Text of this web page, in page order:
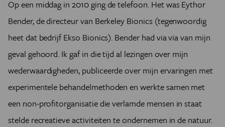
Op een middag in 2010 ging de telefoon. Het was Eythor
Bender, de directeur van Berkeley Bionics (tegenwoordig
heet dat bedrijf Ekso Bionics). Bender had via via van mijn
geval gehoord. Ik gaf in die tijd al lezingen over mijn
wederwaardigheden, publiceerde over mijn ervaringen met
experimentele behandelmethoden en werkte samen met
een non-profitorganisatie die verlamde mensen in staat
stelde recreatieve activiteiten te ondernemen in de natuur.